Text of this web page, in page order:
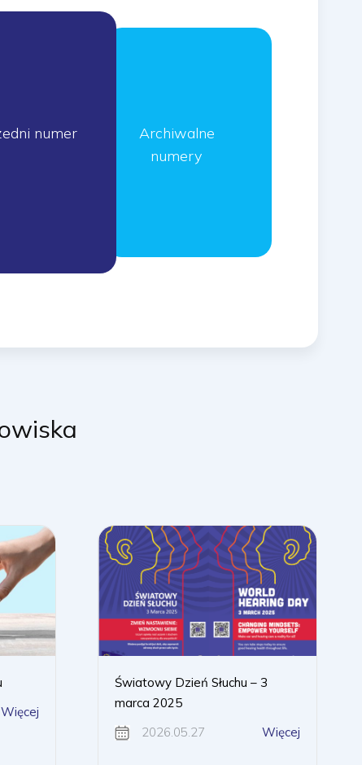
numer
Archiwalne
numery
Więcej
Światowy Dzień Słuchu – 3
marca 2025
2026.05.27
Więcej